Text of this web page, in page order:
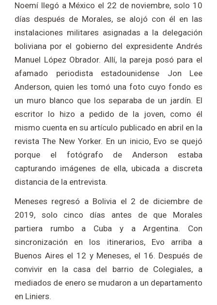
Noemí llegó a México el 22 de noviembre, solo 10
días después de Morales, se alojó con él en las
instalaciones militares asignadas a la delegación
boliviana por el gobierno del expresidente Andrés
Manuel López Obrador. Allí, la pareja posó para el
afamado periodista estadounidense Jon Lee
Anderson, quien les tomó una foto cuyo fondo es
un muro blanco que los separaba de un jardín. El
escritor lo hizo a pedido de la joven, como él
mismo cuenta en su artículo publicado en abril en la
revista The New Yorker. En un inicio, Evo se quejó
porque el fotógrafo de Anderson estaba
capturando imágenes de ella, ubicada a discreta
distancia de la entrevista.
Meneses regresó a Bolivia el 2 de diciembre de
2019, solo cinco días antes de que Morales
partiera rumbo a Cuba y a Argentina. Con
sincronización en los itinerarios, Evo arriba a
Buenos Aires el 12 y Meneses, el 16. Después de
convivir en la casa del barrio de Colegiales, a
mediados de enero se mudaron a un departamento
en Liniers.